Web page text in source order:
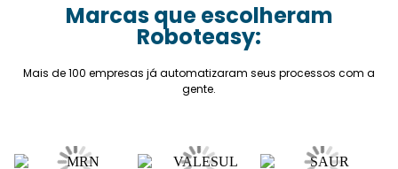
Marcas que escolheram
Roboteasy:
Mais de 100 empresas já automatizaram seus processos com a
gente.